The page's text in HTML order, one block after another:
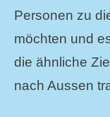
Personen zu
möchten und
die ähnliche
nach Aussen